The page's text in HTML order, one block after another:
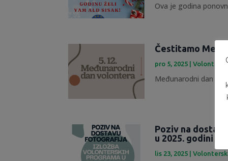
Ova je godina
Čestitamo
pro 5, 2025 |
Međunarodni dan
Poziv na
u 2025. godini
lis 23, 2025 |